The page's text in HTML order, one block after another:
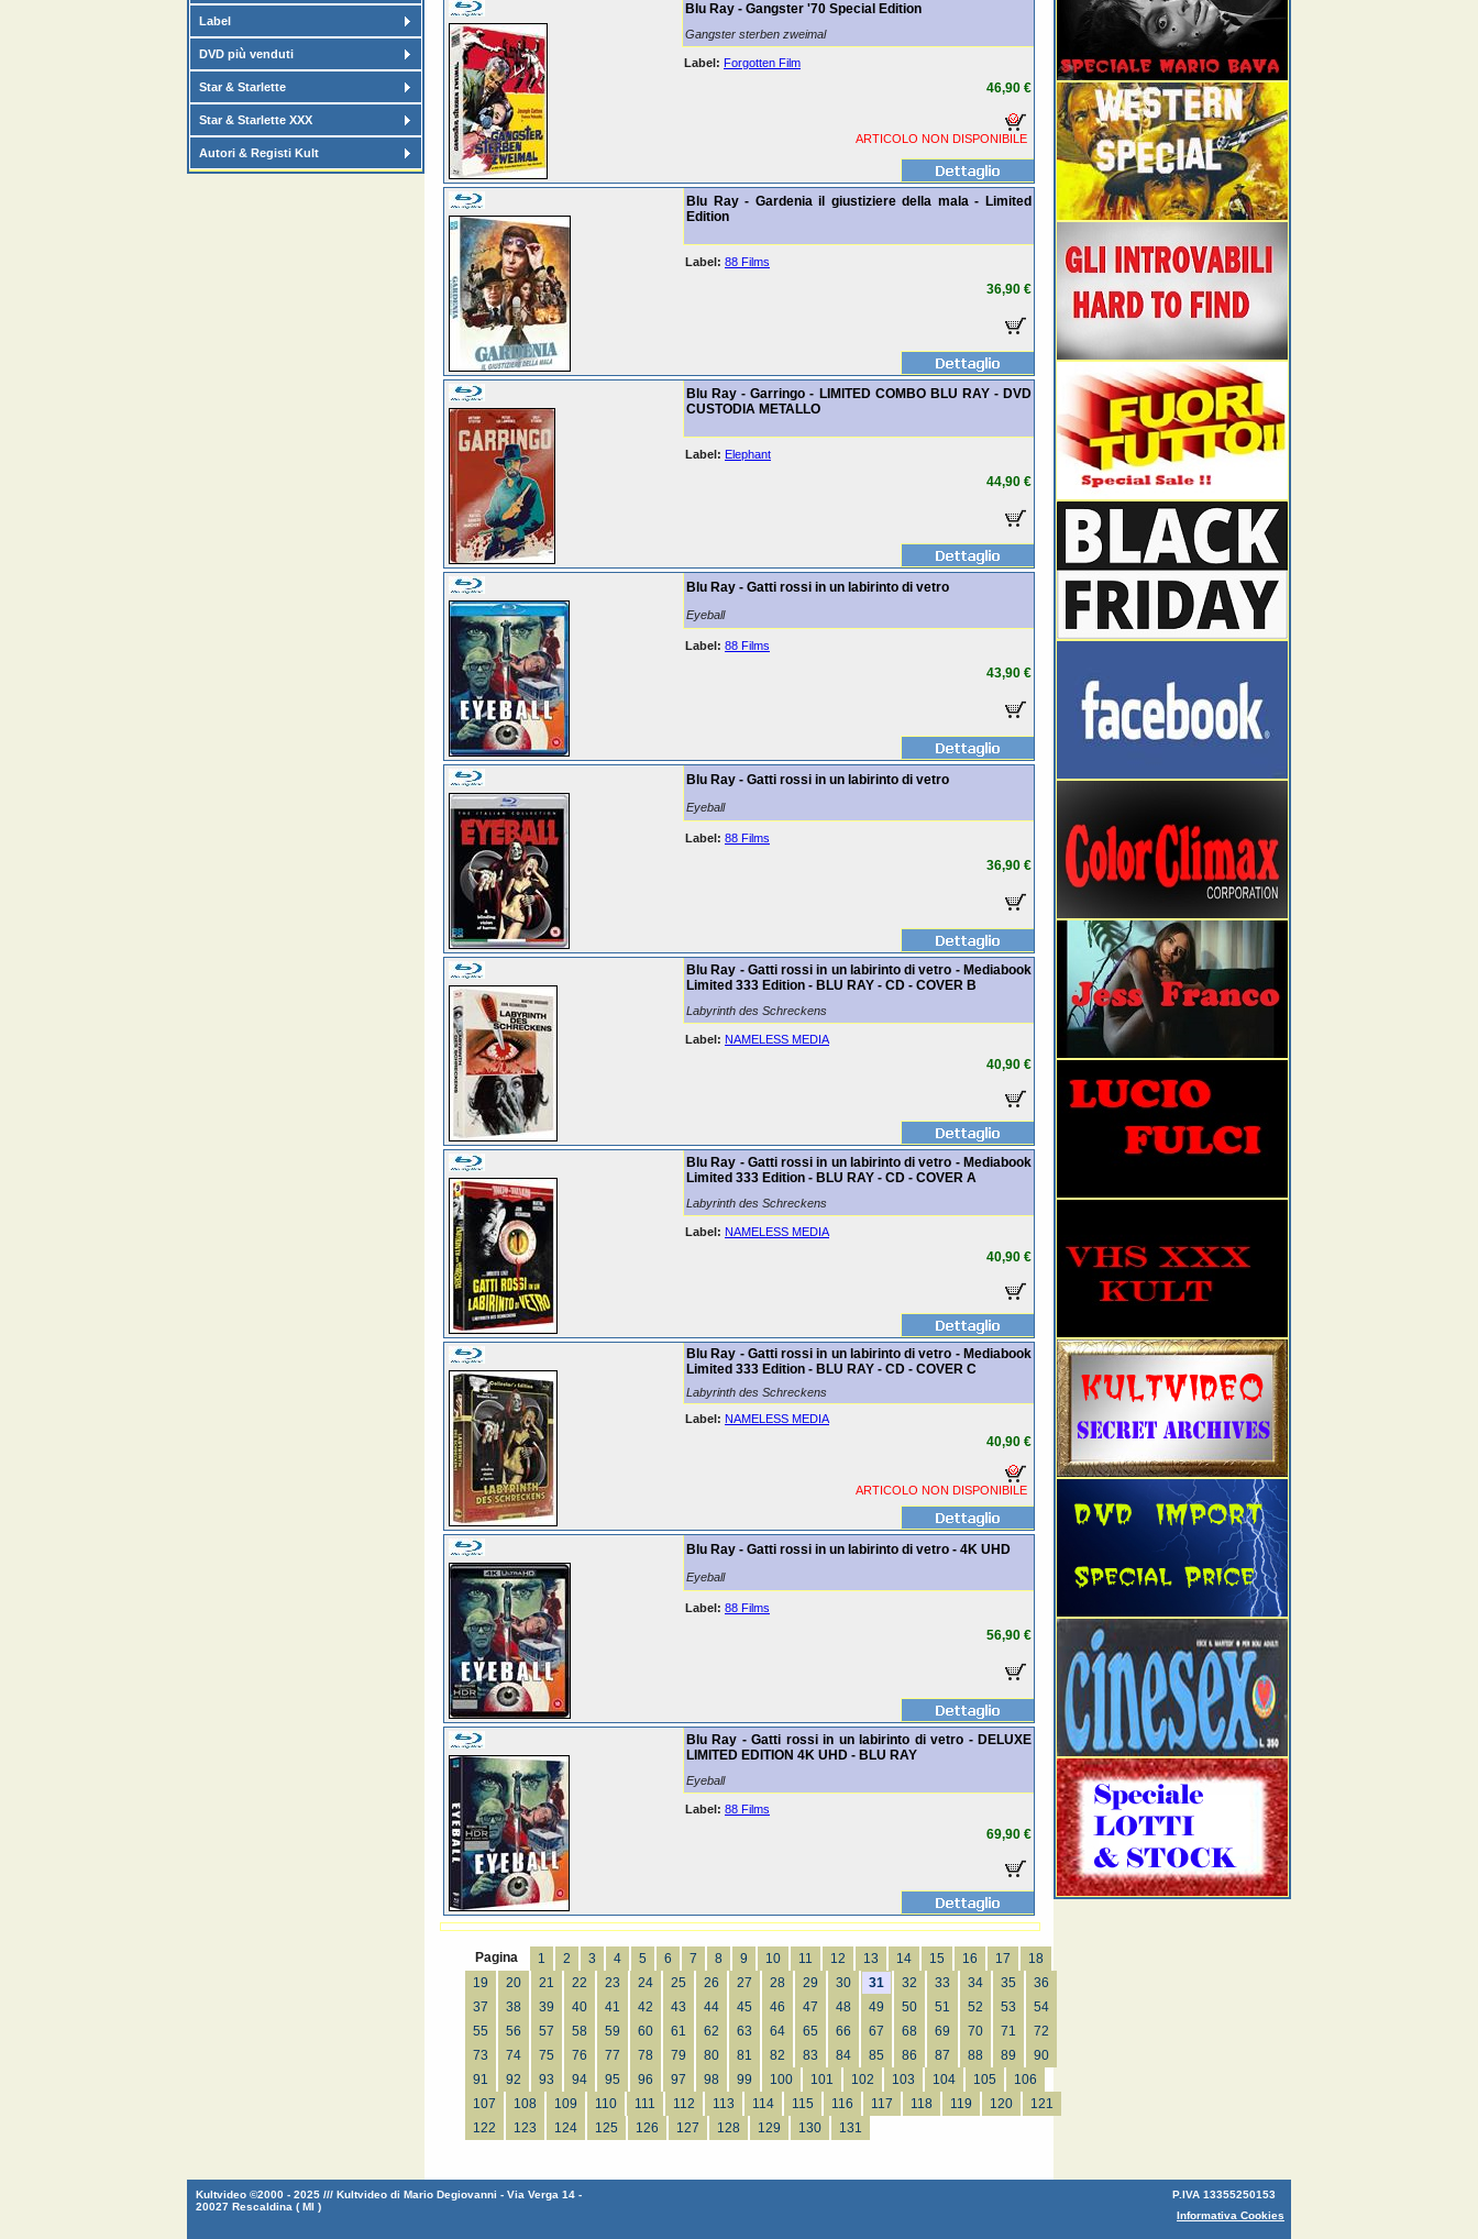
Label
DVD più venduti
Star & Starlette
Star & Starlette XXX
Autori & Registi Kult
Blu Ray - Gangster '70 Special Edition
Gangster sterben zweimal
Label: Forgotten Film
46,90 €
ARTICOLO NON DISPONIBILE
Blu Ray - Gardenia il giustiziere della mala - Limited
Edition
Label: 88 Films
36,90 €
Blu Ray - Garringo - LIMITED COMBO BLU RAY - DVD
CUSTODIA METALLO
Label: Elephant
44,90 €
Blu Ray - Gatti rossi in un labirinto di vetro
Eyeball
Label: 88 Films
43,90 €
Blu Ray - Gatti rossi in un labirinto di vetro
Eyeball
Label: 88 Films
36,90 €
Blu Ray - Gatti rossi in un labirinto di vetro - Mediabook
Limited 333 Edition - BLU RAY - CD - COVER B
Labyrinth des Schreckens
Label: NAMELESS MEDIA
40,90 €
Blu Ray - Gatti rossi in un labirinto di vetro - Mediabook
Limited 333 Edition - BLU RAY - CD - COVER A
Labyrinth des Schreckens
Label: NAMELESS MEDIA
40,90 €
Blu Ray - Gatti rossi in un labirinto di vetro - Mediabook
Limited 333 Edition - BLU RAY - CD - COVER C
Labyrinth des Schreckens
Label: NAMELESS MEDIA
40,90 €
ARTICOLO NON DISPONIBILE
Blu Ray - Gatti rossi in un labirinto di vetro - 4K UHD
Eyeball
Label: 88 Films
56,90 €
Blu Ray - Gatti rossi in un labirinto di vetro - DELUXE
LIMITED EDITION 4K UHD - BLU RAY
Eyeball
Label: 88 Films
69,90 €
Pagina 1 2 3 4 5 6 7 8 9 10 11 12 13 14 15 16 17
18
19
20 21 22 23 24 25 26 27 28 29 30 31 32 33 34 35
36
37
38 39 40 41 42 43 44 45 46 47 48 49 50 51 52 53
54
55
56 57 58 59 60 61 62 63 64 65 66 67 68 69 70 71
72
73
74 75 76 77 78 79 80 81 82 83 84 85 86 87 88 89
90
91
92 93 94 95 96 97 98 99 100 101 102 103 104 105
106
107
108 109 110 111 112 113 114 115 116 117 118 119 120
121
122
123 124 125 126 127 128 129 130 131
Kultvideo ©2000 - 2025 /// Kultvideo di Mario Degiovanni - Via Verga 14 -
20027 Rescaldina ( MI )
P.IVA 13355250153
Informativa Cookies